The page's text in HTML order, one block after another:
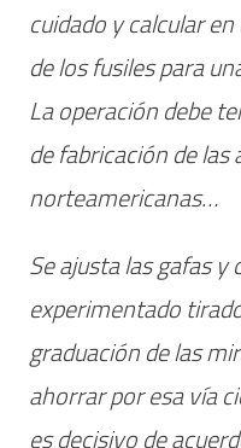
cuidado y calcular
de los fusiles para
La operación debe
de fabricación de las
norteamericanas…
Se ajusta las gafas
experimentado
graduación de las
ahorrar por esa vía
es decisivo de